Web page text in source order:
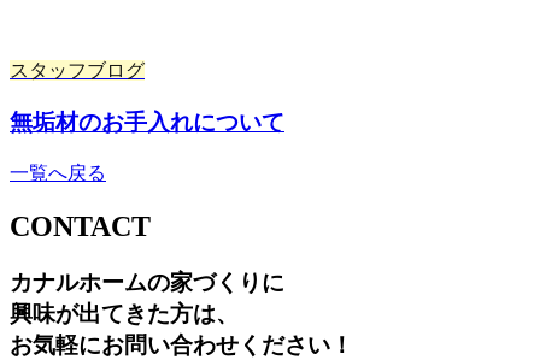
スタッフブログ
無垢材のお手入れについて
一覧へ戻る
CONTACT
カナルホームの家づくりに
興味が出てきた方は、
お気軽にお問い合わせください！